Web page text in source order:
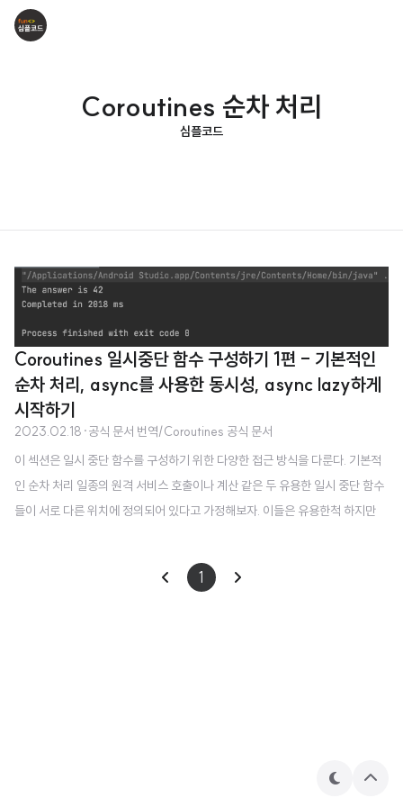
Coroutines 순차 처리
심플코드
Coroutines 일시중단 함수 구성하기 1편 - 기본적인
순차 처리, async를 사용한 동시성, async lazy하게
시작하기
2023.02.18 ·공식 문서 번역/Coroutines 공식 문서
이 섹션은 일시 중단 함수를 구성하기 위한 다양한 접근 방식을 다룬다. 기본적
인 순차 처리 일종의 원격 서비스 호출이나 계산 같은 두 유용한 일시 중단 함수
들이 서로 다른 위치에 정의되어 있다고 가정해보자. 이들은 유용한척 하지만
omethingUsefulOne(): Int { delay(1000L) // pretend we are doing s
omething useful here return 13 } suspend fun doSomethingUsefulTwo
1
테
상